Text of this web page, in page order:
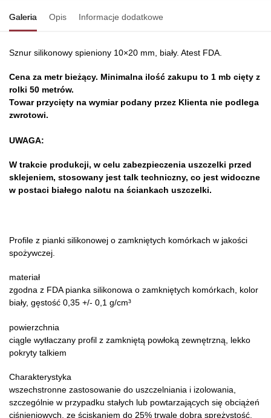
Galeria Opis Informacje dodatkowe
Sznur silikonowy spieniony 10×20 mm, biały. Atest FDA.
Cena za metr bieżący. Minimalna ilość zakupu to 1 mb cięty z
rolki 50 metrów.
Towar przycięty na wymiar podany przez Klienta nie podlega
zwrotowi.
UWAGA:
W trakcie produkcji, w celu zabezpieczenia uszczelki przed
sklejeniem, stosowany jest talk techniczny, co jest widoczne
w postaci białego nalotu na ściankach uszczelki.
Profile z pianki silikonowej o zamkniętych komórkach w jakości
spożywczej.
materiał
zgodna z FDA pianka silikonowa o zamkniętych komórkach, kolor
biały, gęstość 0,35 +/- 0,1 g/cm³
powierzchnia
ciągle wytłaczany profil z zamkniętą powłoką zewnętrzną, lekko
pokryty talkiem
Charakterystyka
wszechstronne zastosowanie do uszczelniania i izolowania,
szczególnie w przypadku stałych lub powtarzających się obciążeń
ciśnieniowych, ze ściskaniem do 25% trwale dobra sprężystość,